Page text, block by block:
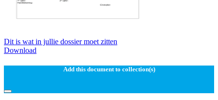
Dit is wat in jullie dossier moet zitten
Download
Add this document to collection(s)